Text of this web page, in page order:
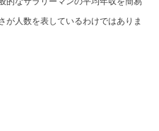
が人数を表しているわけではありま